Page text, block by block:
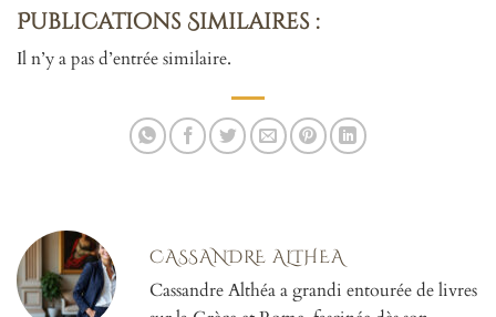
Publications Similaires :
Il n’y a pas d’entrée similaire.
CASSANDRE ALTHEA
Cassandre Althéa a grandi entourée de livres